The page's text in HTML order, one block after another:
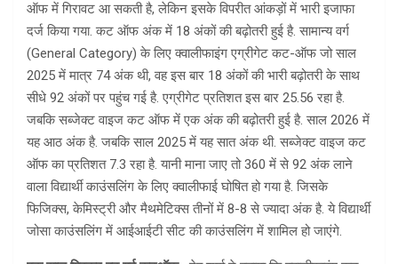
ऑफ में गिरावट आ सकती है, लेकिन इसके विपरीत आंकड़ों में भारी इजाफा
दर्ज किया गया. कट ऑफ अंक में 18 अंकों की बढ़ोतरी हुई है. सामान्य वर्ग
(General Category) के लिए क्वालीफाइंग एग्रीगेट कट-ऑफ जो साल
2025 में मात्र 74 अंक थी, वह इस बार 18 अंकों की भारी बढ़ोतरी के साथ
सीधे 92 अंकों पर पहुंच गई है. एग्रीगेट प्रतिशत इस बार 25.56 रहा है.
जबकि सब्जेक्ट वाइज कट ऑफ में एक अंक की बढ़ोतरी हुई है. साल 2026 में
यह आठ अंक है. जबकि साल 2025 में यह सात अंक थी. सब्जेक्ट वाइज कट
ऑफ का प्रतिशत 7.3 रहा है. यानी माना जाए तो 360 में से 92 अंक लाने
वाला विद्यार्थी काउंसलिंग के लिए क्वालीफाई घोषित हो गया है. जिसके
फिजिक्स, केमिस्ट्री और मैथमेटिक्स तीनों में 8-8 से ज्यादा अंक है. ये विद्यार्थी
जोसा काउंसलिंग में आईआईटी सीट की काउंसलिंग में शामिल हो जाएंगे.